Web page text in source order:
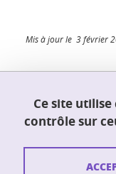
Mis à jour le 3 février
UFR PhITEM
Environnement,
38400 Saint-
Ce site
contrôle sur